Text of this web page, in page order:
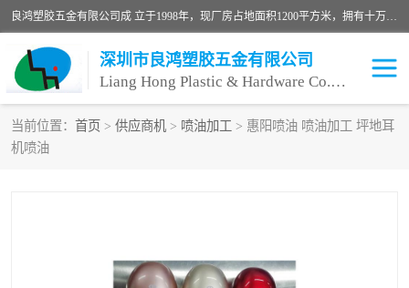
良鸿塑胶五金有限公司成 立于1998年，现厂房占地面积1200平方米，拥有十万级无尘车间，自动喷涂线1条，手动喷涂线2条，丝印移印滚印烫印拉线1条，本公司自建厂以来一直 以“顾客、品质、服务三个第一”为原则，从来货到处理、喷漆、烘烤、品检、包装等每一道工序都严格把持质量关，竭诚为广大朋友、客户服务。现如今已深得广 大客户信赖。
深圳市良鸿塑胶五金有限公司
Liang Hong Plastic & Hardware Co. Ltd
当前位置： 首页 > 供应商机 > 喷油加工 > 惠阳喷油 喷油加工 坪地耳
机喷油
喷油加工